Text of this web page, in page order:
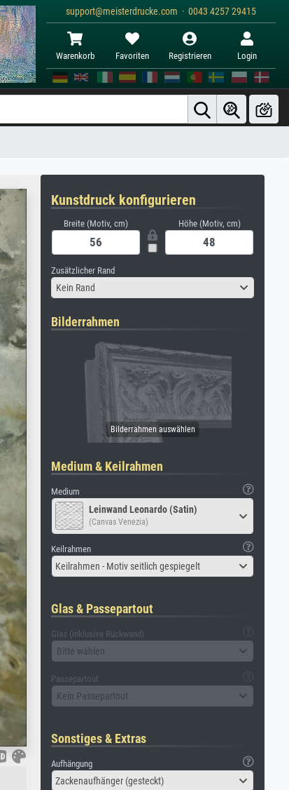
support@meisterdrucke.com · 0043 4257 29415
Warenkorb Favoriten Registrieren Login
Kunstdruck konfigurieren
Breite (Motiv, cm) Höhe (Motiv, cm)
Zusätzlicher Rand
Kein Rand
Bilderrahmen
Medium & Keilrahmen
Medium
Leinwand Leonardo (Satin)
(Canvas Venezia)
Keilrahmen
Keilrahmen - Motiv seitlich gespiegelt
Glas & Passepartout
Glas (inklusive Rückwand)
Bitte wählen
Passepartout
Kein Passepartout
Sonstiges & Extras
Aufhängung
Zackenaufhänger (gesteckt)